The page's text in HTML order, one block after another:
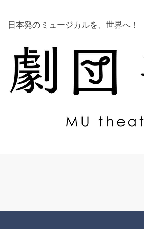
日本発のミュージカルを、世界へ！